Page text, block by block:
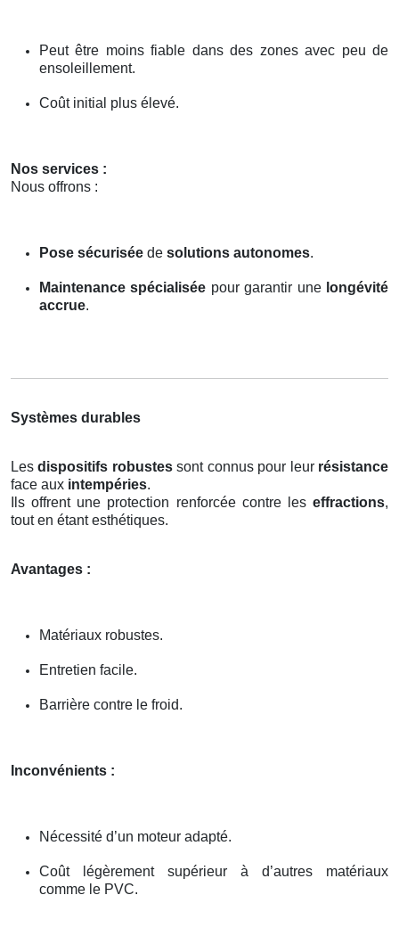
Peut être moins fiable dans des zones avec peu de
ensoleillement.
Coût initial plus élevé.
Nos services :
Nous offrons :
Pose sécurisée de solutions autonomes.
Maintenance spécialisée pour garantir une longévité
accrue.
Systèmes durables
Lesdispositifs robustessont connus pour leur résistance
face aux intempéries.
Ils offrent une protection renforcée contre les effractions,
tout en étant esthétiques.
Avantages :
Matériaux robustes.
Entretien facile.
Barrière contre le froid.
Inconvénients :
Nécessité d’un moteur adapté.
Coût légèrement supérieur à d’autres matériaux
comme le PVC.